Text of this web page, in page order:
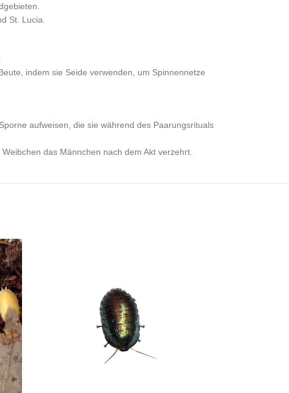
St. Lucia.
indem sie Seide verwenden, um Spinnennetze
aufweisen, die sie während des Paarungsrituals
das Männchen nach dem Akt verzehrt.